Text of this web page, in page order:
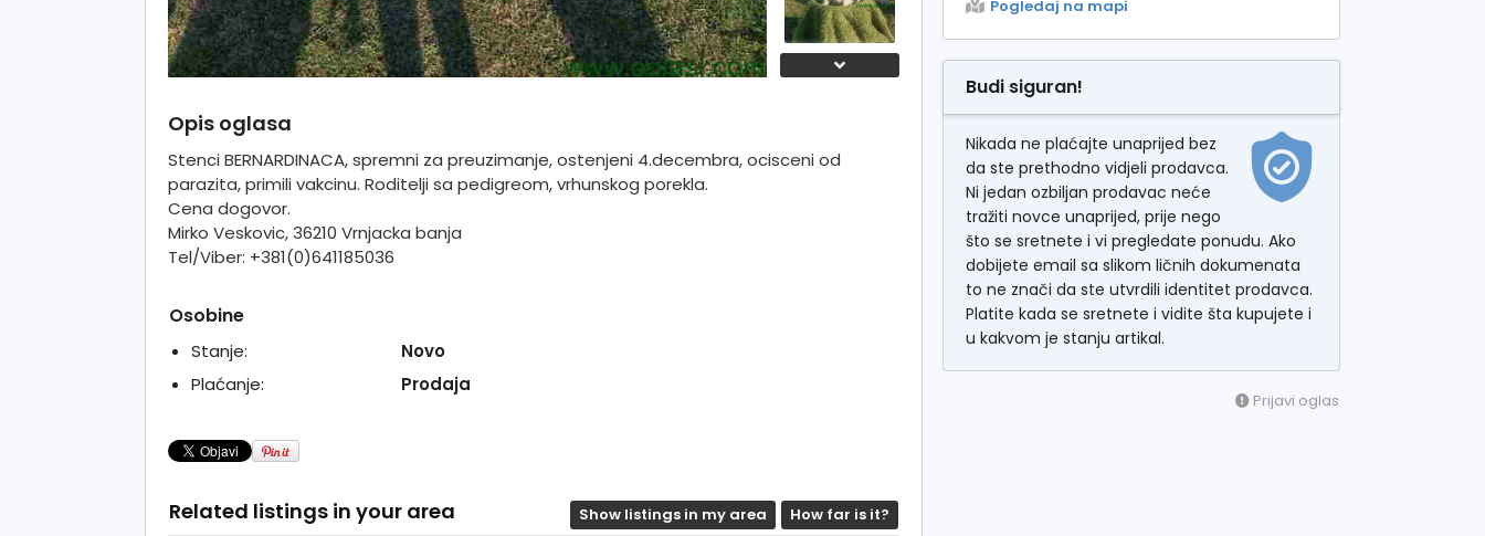
Opis oglasa
Stenci BERNARDINACA, spremni za preuzimanje, ostenjeni 4.decembra, ocisceni od
parazita, primili vakcinu. Roditelji sa pedigreom, vrhunskog porekla.
Cena dogovor.
Mirko Veskovic, 36210 Vrnjacka banja
Tel/Viber: +381(0)641185036
Osobine
Stanje:
Novo
Plaćanje:
Prodaja
Related listings in your area How far is it?
Show listings in my area
Pogledaj na mapi
Budi siguran!
Nikada ne plaćajte unaprijed bez
da ste prethodno vidjeli prodavca.
Ni jedan ozbiljan prodavac neće
tražiti novce unaprijed, prije nego
što se sretnete i vi pregledate ponudu. Ako
dobijete email sa slikom ličnih dokumenata
to ne znači da ste utvrdili identitet prodavca.
Platite kada se sretnete i vidite šta kupujete i
u kakvom je stanju artikal.
Prijavi oglas